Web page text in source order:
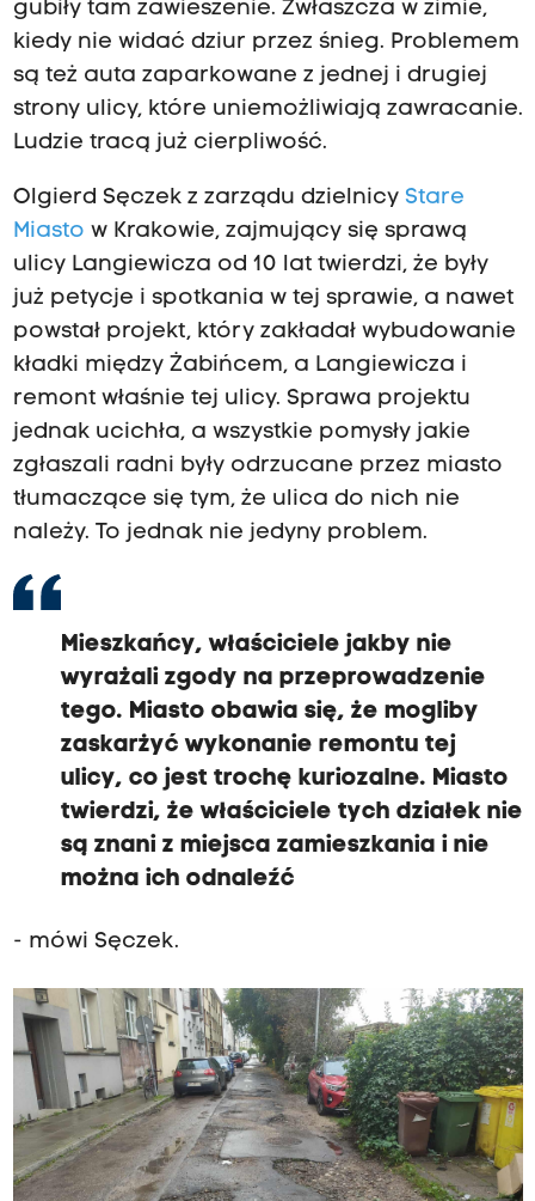
gubiły tam zawieszenie. Zwłaszcza w zimie,
kiedy nie widać dziur przez śnieg. Problemem
są też auta zaparkowane z jednej i drugiej
strony ulicy, które uniemożliwiają zawracanie.
Ludzie tracą już cierpliwość.
Olgierd Sęczek z zarządu dzielnicy Stare
Miasto w Krakowie, zajmujący się sprawą
ulicy Langiewicza od 10 lat twierdzi, że były
już petycje i spotkania w tej sprawie, a nawet
powstał projekt, który zakładał wybudowanie
kładki między Żabińcem, a Langiewicza i
remont właśnie tej ulicy. Sprawa projektu
jednak ucichła, a wszystkie pomysły jakie
zgłaszali radni były odrzucane przez miasto
tłumaczące się tym, że ulica do nich nie
należy. To jednak nie jedyny problem.
Mieszkańcy, właściciele jakby nie
wyrażali zgody na przeprowadzenie
tego. Miasto obawia się, że mogliby
zaskarżyć wykonanie remontu tej
ulicy, co jest trochę kuriozalne. Miasto
twierdzi, że właściciele tych działek nie
są znani z miejsca zamieszkania i nie
można ich odnaleźć
- mówi Sęczek.